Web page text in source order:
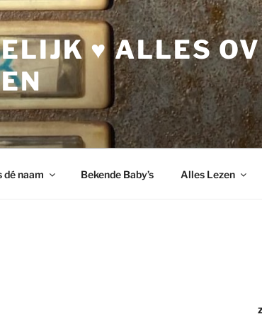
♥ ALLES
dé naam Bekende Baby’s Alles Lezen